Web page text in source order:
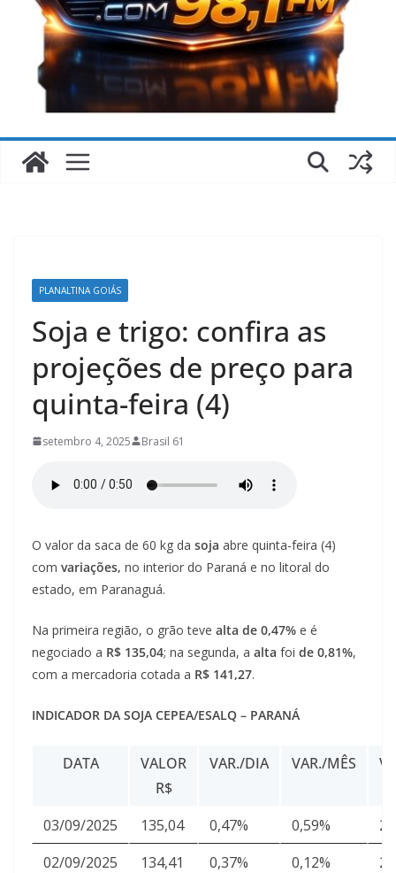
PLANALTINA GOIÁS
Soja e trigo: confira as
projeções de preço para
quinta-feira (4)
setembro 4, 2025 Brasil 61
O valor da saca de 60 kg da soja abre quinta-feira (4)
com variações, no interior do Paraná e no litoral do
estado, em Paranaguá.
Na primeira região, o grão teve alta de 0,47% e é
negociado a R$ 135,04; na segunda, a alta foi de 0,81%,
com a mercadoria cotada a R$ 141,27.
INDICADOR DA SOJA CEPEA/ESALQ – PARANÁ
DATA
VALOR
R$
VAR./DIA VAR./MÊS
03/09/2025
135,04 0,47% 0,59%
02/09/2025
134,41 0,37% 0,12%